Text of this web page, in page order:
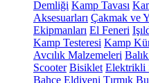
Demliği Kamp Tavası
Aksesuarları Çakmak ve
Ekipmanları El Feneri
Kamp Testeresi Kamp
Avcılık Malzemeleri
Scooter Bisiklet Elektrikli
Bahçe Eldiveni Tırmık